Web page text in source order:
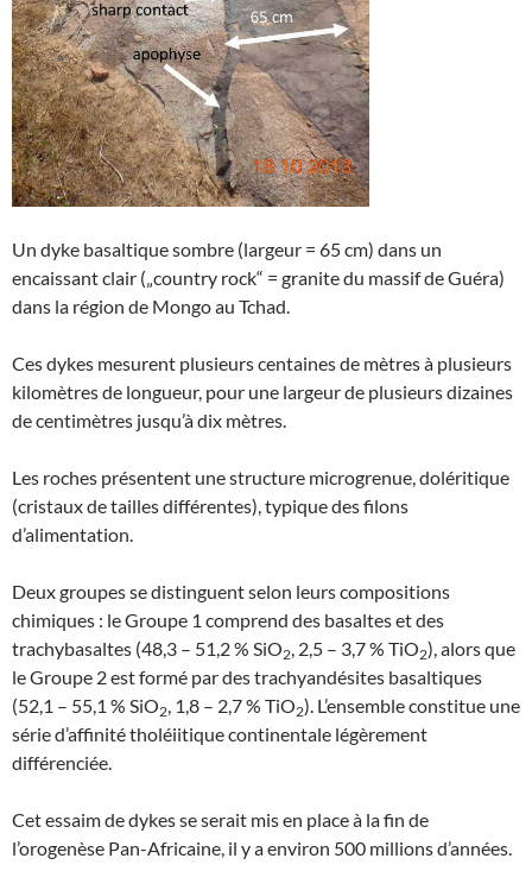
Un dyke basaltique sombre (largeur = 65 cm) dans un
encaissant clair („country rock“ = granite du massif de Guéra)
dans la région de Mongo au Tchad.
Ces dykes mesurent plusieurs centaines de mètres à plusieurs
kilomètres de longueur, pour une largeur de plusieurs dizaines
de centimètres jusqu’à dix mètres.
Les roches présentent une structure microgrenue, doléritique
(cristaux de tailles différentes), typique des filons
d’alimentation.
Deux groupes se distinguent selon leurs compositions
chimiques : le Groupe 1 comprend des basaltes et des
trachybasaltes (48,3 – 51,2 % SiO2, 2,5 – 3,7 % TiO2), alors que
le Groupe 2 est formé par des trachyandésites basaltiques
(52,1 – 55,1 % SiO2, 1,8 – 2,7 % TiO2). L’ensemble constitue une
série d’affinité tholéiitique continentale légèrement
différenciée.
Cet essaim de dykes se serait mis en place à la fin de
l’orogenèse Pan-Africaine, il y a environ 500 millions d’années.